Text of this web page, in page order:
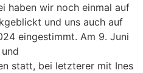
haben wir noch einmal auf
und uns auch auf
eingestimmt. Am 9. Juni
statt, bei letzterer mit Ines